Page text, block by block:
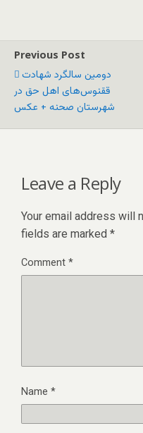
Previous Post
دومین سالگرد شهادت
ققنوس‌های اهل حق در
شهرستان صحنه + عکس
Leave a Reply
Your email address will
fields are marked *
Comment*
Name *